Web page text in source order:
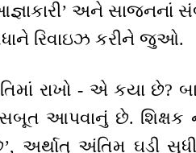
અને સાજનનાં
રિવાઇઝ કરીને જુઓ.
રાખો - એ કયા છે?
આપવાનું છે. શિક્ષક
અર્થાત્ અંતિમ ઘડી